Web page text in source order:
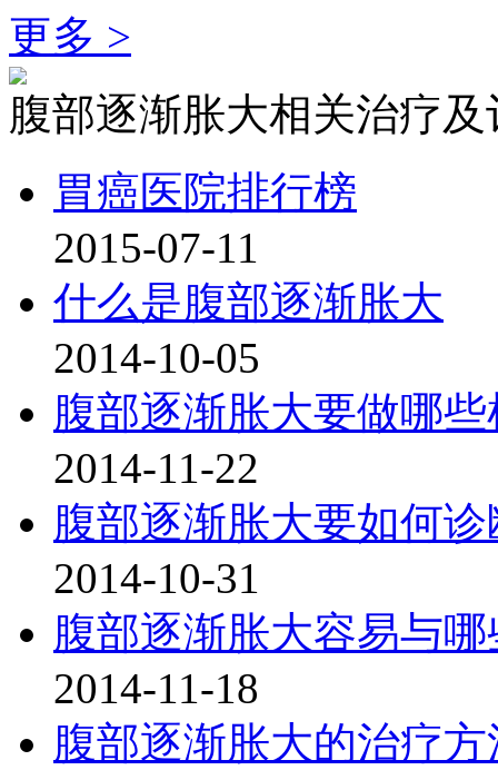
更多 >
腹部逐渐胀大相关治疗
胃癌医院排行榜
2015-07-11
什么是腹部逐渐胀大
2014-10-05
腹部逐渐胀大要做哪
2014-11-22
腹部逐渐胀大要如何诊
2014-10-31
腹部逐渐胀大容易与
2014-11-18
腹部逐渐胀大的治疗方